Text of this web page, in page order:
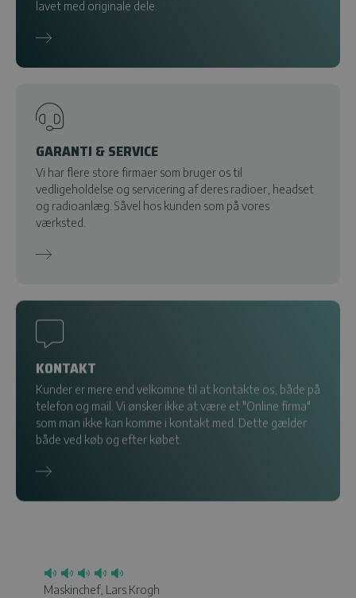
lavet med originale dele.
GARANTI & SERVICE
Vi har flere store firmaer som bruger os til
vedligeholdelse og servicering af deres radioer, headset
og radioanlæg. Såvel hos kunden som på vores
værksted.
KONTAKT
Kunder er mere end velkomne til at kontakte os, både på
telefon og mail. Vi ønsker ikke at være et "Online firma"
som man ikke kan komme i kontakt med. Dette gælder
både ved køb og efter købet.
Maskinchef, Lars Krogh